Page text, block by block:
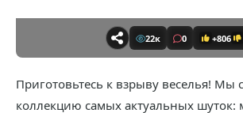
22к 0 +806
Приготовьтесь к взрыву веселья! Мы
коллекцию самых актуальных шуток: